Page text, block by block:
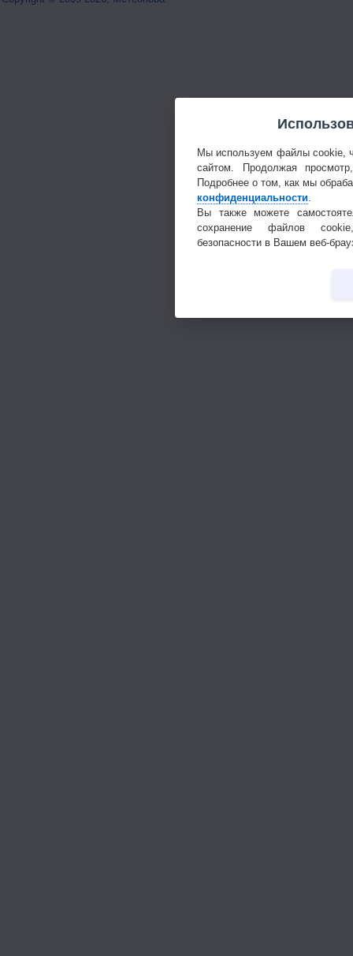
Мы используем файлы cookie,
сайтом. Продолжая
Подробнее о том, как мы
конфиденциальности
Вы также можете
сохранение файлов
безопасности в Вашем веб-